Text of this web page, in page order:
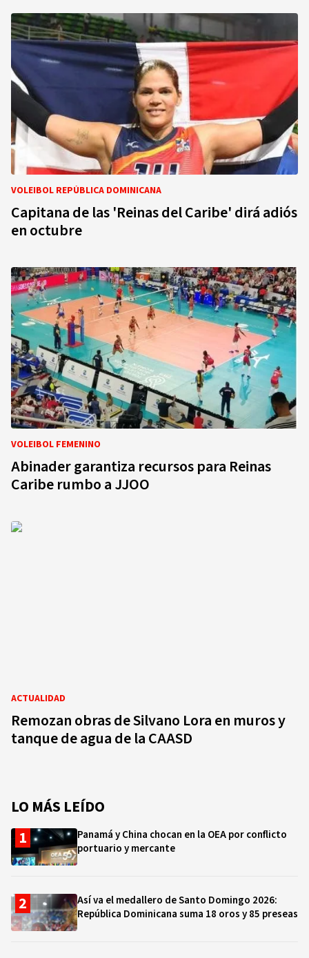
VOLEIBOL REPÚBLICA DOMINICANA
Capitana de las 'Reinas del Caribe' dirá adiós
en octubre
VOLEIBOL FEMENINO
Abinader garantiza recursos para Reinas
Caribe rumbo a JJOO
ACTUALIDAD
Remozan obras de Silvano Lora en muros y
tanque de agua de la CAASD
LO MÁS LEÍDO
Panamá y China chocan en la OEA por conflicto
portuario y mercante
Así va el medallero de Santo Domingo 2026:
República Dominicana suma 18 oros y 85 preseas